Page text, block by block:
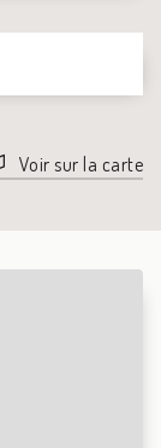
Voir sur la carte